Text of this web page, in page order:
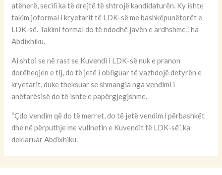
atëherë, secili ka të drejtë të shtrojë kandidaturën. Ky ishte
takim joformal i kryetarit të LDK-së me bashkëpunëtorët e
LDK-së. Takimi formal do të ndodhë javën e ardhshme,”, ha
Abdixhiku.
Ai shtoi se në rast se Kuvendi i LDK-së nuk e pranon
dorëheqjen e tij, do të jetë i obliguar të vazhdojë detyrën e
kryetarit, duke theksuar se shmangia nga vendimi i
anëtarësisë do të ishte e papërgjegjshme.
“Çdo vendim që do të merret, do të jetë vendim i përbashkët
dhe në përputhje me vullnetin e Kuvendit të LDK-së”, ka
deklaruar Abdixhiku.